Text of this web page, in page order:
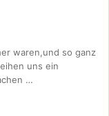
waren,und so ganz
uns ein
…